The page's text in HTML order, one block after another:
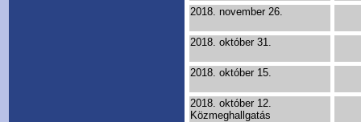
2018. november 26.
2018. október 31.
2018. október 15.
2018. október 12.
Közmeghallgatás